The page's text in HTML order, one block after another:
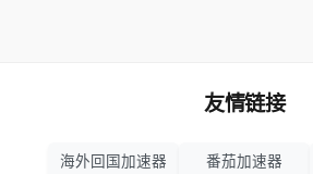
友情链接
海外回国加速器 番茄加速器